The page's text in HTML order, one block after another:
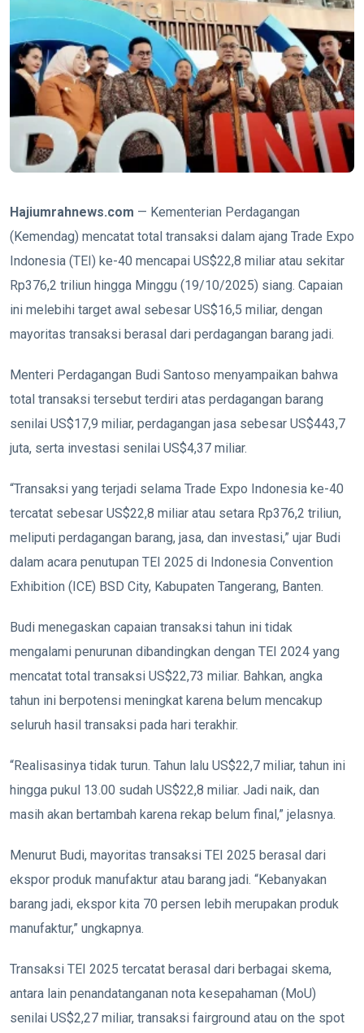
Hajiumrahnews.com — Kementerian Perdagangan
(Kemendag) mencatat total transaksi dalam ajang Trade Expo
Indonesia (TEI) ke-40 mencapai US$22,8 miliar atau sekitar
Rp376,2 triliun hingga Minggu (19/10/2025) siang. Capaian
ini melebihi target awal sebesar US$16,5 miliar, dengan
mayoritas transaksi berasal dari perdagangan barang jadi.
Menteri Perdagangan Budi Santoso menyampaikan bahwa
total transaksi tersebut terdiri atas perdagangan barang
senilai US$17,9 miliar, perdagangan jasa sebesar US$443,7
juta, serta investasi senilai US$4,37 miliar.
“Transaksi yang terjadi selama Trade Expo Indonesia ke-40
tercatat sebesar US$22,8 miliar atau setara Rp376,2 triliun,
meliputi perdagangan barang, jasa, dan investasi,” ujar Budi
dalam acara penutupan TEI 2025 di Indonesia Convention
Exhibition (ICE) BSD City, Kabupaten Tangerang, Banten.
Budi menegaskan capaian transaksi tahun ini tidak
mengalami penurunan dibandingkan dengan TEI 2024 yang
mencatat total transaksi US$22,73 miliar. Bahkan, angka
tahun ini berpotensi meningkat karena belum mencakup
seluruh hasil transaksi pada hari terakhir.
“Realisasinya tidak turun. Tahun lalu US$22,7 miliar, tahun ini
hingga pukul 13.00 sudah US$22,8 miliar. Jadi naik, dan
masih akan bertambah karena rekap belum final,” jelasnya.
Menurut Budi, mayoritas transaksi TEI 2025 berasal dari
ekspor produk manufaktur atau barang jadi. “Kebanyakan
barang jadi, ekspor kita 70 persen lebih merupakan produk
manufaktur,” ungkapnya.
Transaksi TEI 2025 tercatat berasal dari berbagai skema,
antara lain penandatanganan nota kesepahaman (MoU)
senilai US$2,27 miliar, transaksi fairground atau on the spot